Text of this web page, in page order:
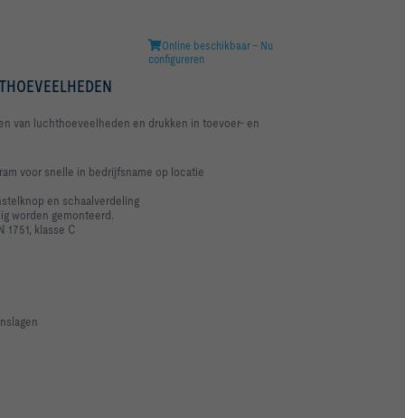
Online beschikbaar - Nu
configureren
van luchthoeveelheden en drukken in toevoer- en
voor snelle in bedrijfsname op locatie
en schaalverdeling
worden gemonteerd.
1751, klasse C